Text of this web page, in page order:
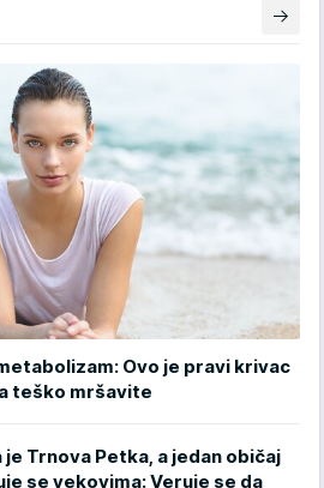
Ovo je pravi krivac
teško mršavite
je Trnova Petka, a jedan običaj
se vekovima: Veruje se da